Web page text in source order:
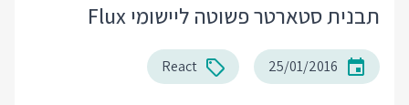
תבנית סטארטר פשוטה ליישומי Flux
25/01/2016
React